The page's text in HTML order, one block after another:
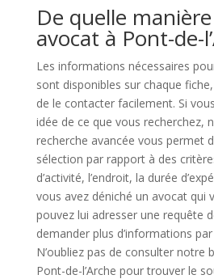
De quelle
avocat à Pont-de-
Les informations nécessaires
sont disponibles sur chaque
de le contacter facilement. Si
idée de ce que vous recherchez,
recherche avancée vous permet
sélection par rapport à des
d’activité, l’endroit, la durée
vous avez déniché un avocat qui
pouvez lui adresser une requête
demander plus d’informations
N’oubliez pas de consulter notre
Pont-de-l’Arche pour trouver le